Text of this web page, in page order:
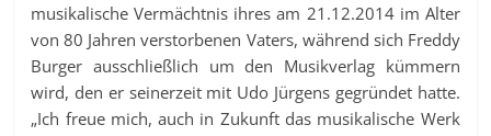
musikalische Vermächtnis ihres am 21.12.2014 im Alter
von 80 Jahren verstorbenen Vaters, während sich Freddy
Burger ausschließlich um den Musikverlag kümmern
wird, den er seinerzeit mit Udo Jürgens gegründet hatte.
„Ich freue mich, auch in Zukunft das musikalische Werk